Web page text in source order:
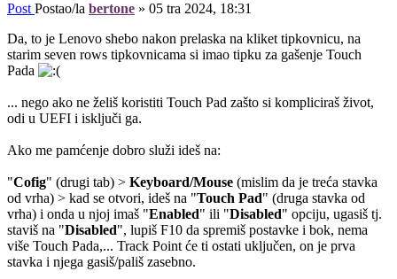
Post Postao/la bertone » 05 tra 2024, 18:31
Da, to je Lenovo shebo nakon prelaska na kliket tipkovnicu, na
starim seven rows tipkovnicama si imao tipku za gašenje Touch
Pada
... nego ako ne želiš koristiti Touch Pad zašto si kompliciraš život,
odi u UEFI i isključi ga.
Ako me pamćenje dobro služi ideš na:
"Cofig" (drugi tab) > Keyboard/Mouse (mislim da je treća stavka
od vrha) > kad se otvori, ideš na "Touch Pad" (druga stavka od
vrha) i onda u njoj imaš "Enabled" ili "Disabled" opciju, ugasiš tj.
staviš na "Disabled", lupiš F10 da spremiš postavke i bok, nema
više Touch Pada,... Track Point će ti ostati uključen, on je prva
stavka i njega gasiš/pališ zasebno.